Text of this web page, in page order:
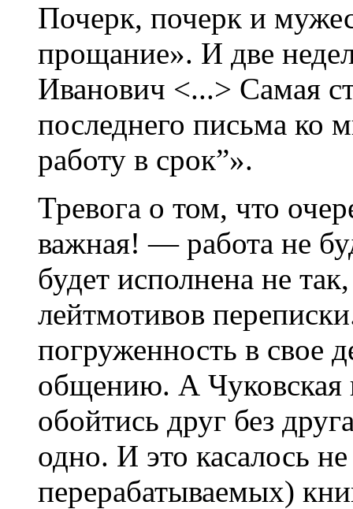
Почерк, почерк и
прощание». И две
Иванович <...> Самая
последнего письма ко
работу в срок”».
Тревога о том, что
важная! — работа не
будет исполнена не
лейтмотивов
погруженность в свое
общению. А Чуковская
обойтись друг без
одно. И это касалось
перерабатываемых)